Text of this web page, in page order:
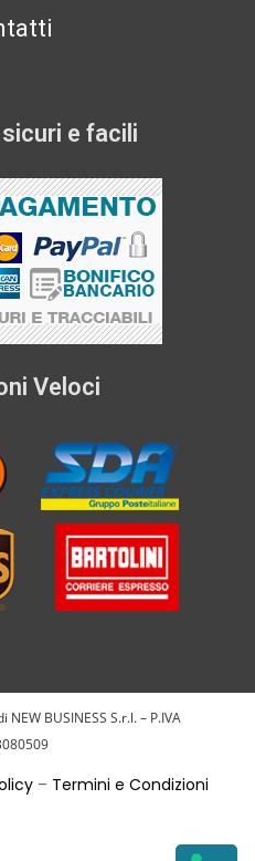
e facili
Veloci
BUSINESS S.r.l. – P.IVA
– Termini e Condizioni